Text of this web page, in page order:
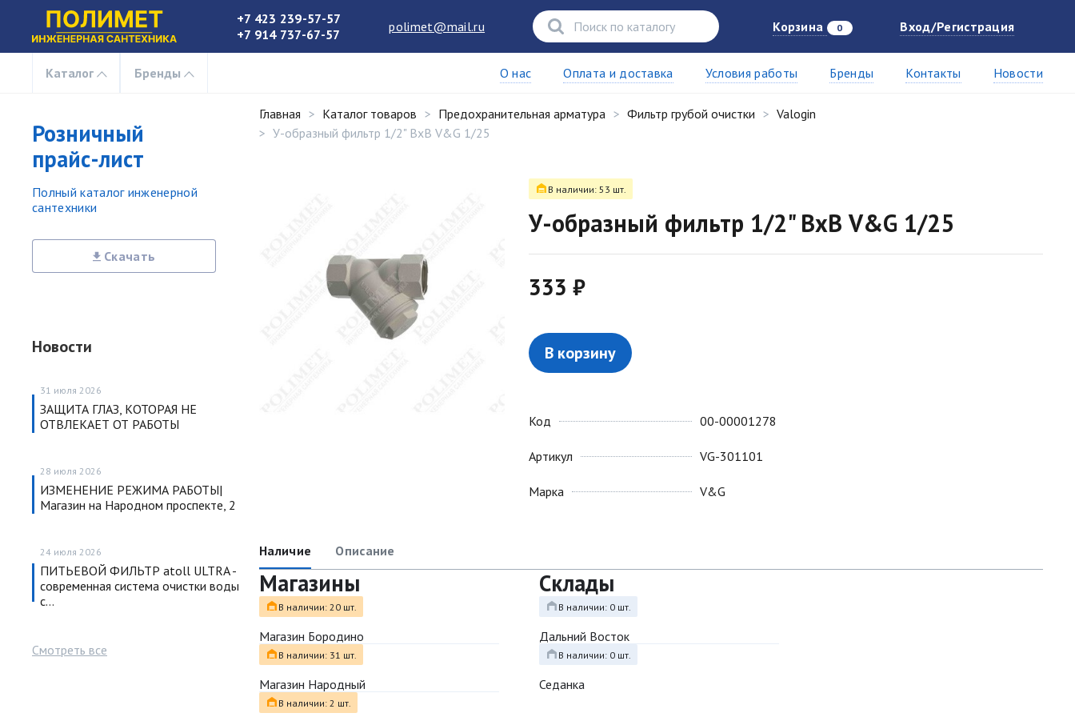
+7 423 239-57-57
+7 914 737-67-57
polimet@mail.ru Корзина 0 Вход/Регистрация
Каталог Бренды О нас Оплата и доставка Условия работы Бренды Контакты Новости
Розничный
прайс-лист
Полный каталог инженерной
сантехники
Скачать
Новости
31 июля 2026
ЗАЩИТА ГЛАЗ, КОТОРАЯ НЕ
ОТВЛЕКАЕТ ОТ РАБОТЫ
28 июля 2026
ИЗМЕНЕНИЕ РЕЖИМА РАБОТЫ|
Магазин на Народном проспекте, 2
24 июля 2026
ПИТЬЕВОЙ ФИЛЬТР atoll ULTRA -
современная система очистки воды
с…
Смотреть все
Главная Каталог товаров Предохранительная арматура Фильтр грубой очистки
Valogin
У-образный фильтр 1/2" ВхВ V&G 1/25
В наличии: 53 шт.
У-образный фильтр 1/2" ВхВ V&G 1/25
333 ₽
В корзину
Код
Артикул
Марка
00-00001278
VG-301101
V&G
Наличие Описание
Магазины
В наличии: 20 шт.
Магазин Бородино
В наличии: 31 шт.
Магазин Народный
В наличии: 2 шт.
Склады
В наличии: 0 шт.
Дальний Восток
В наличии: 0 шт.
Седанка